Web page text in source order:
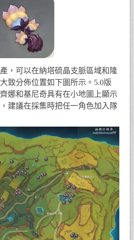
，可以在納塔硫晶支脈區域和隆
致分佈位置如下圖所示。5.0版
娜和基尼奇具有在小地圖上顯示
建議在採集時把任一角色加入隊